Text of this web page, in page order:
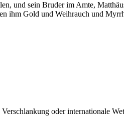
und sein Bruder im Amte,
ihm Gold und Weihrauch und
oder internationale